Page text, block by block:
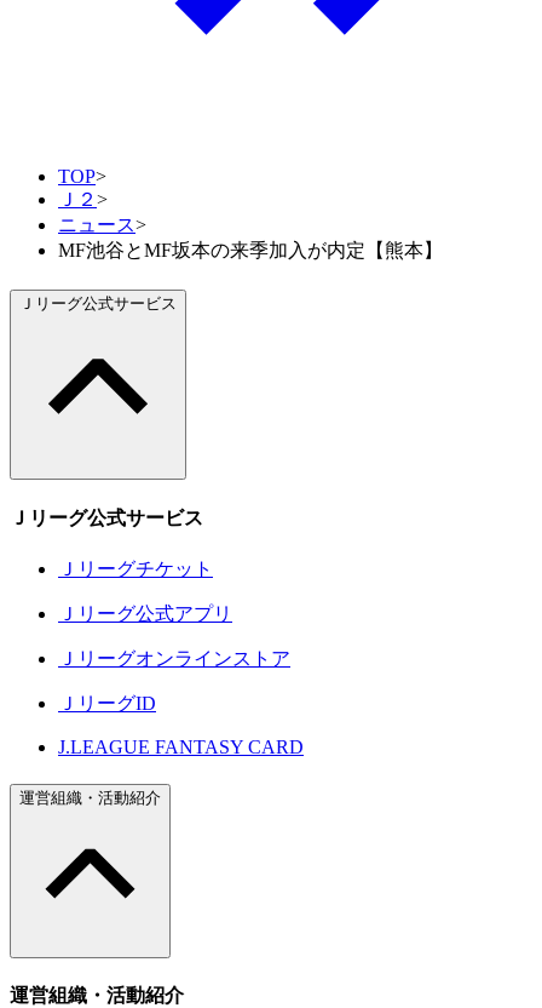
TOP>
Ｊ２ >
ニュース>
MF池谷とMF坂本の来季加入が内定【熊本】
Ｊリーグ公式サービス
Ｊリーグ公式サービス
Ｊリーグチケット
Ｊリーグ公式アプリ
Ｊリーグオンラインストア
ＪリーグID
J.LEAGUE FANTASY CARD
運営組織・活動紹介
運営組織・活動紹介